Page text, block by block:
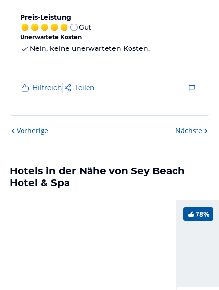
Preis-Leistung
Gut
Unerwartete Kosten
Nein, keine unerwarteten Kosten.
Hilfreich Teilen
Vorherige Nächste
Hotels in der Nähe von Sey Beach
Hotel & Spa
78%